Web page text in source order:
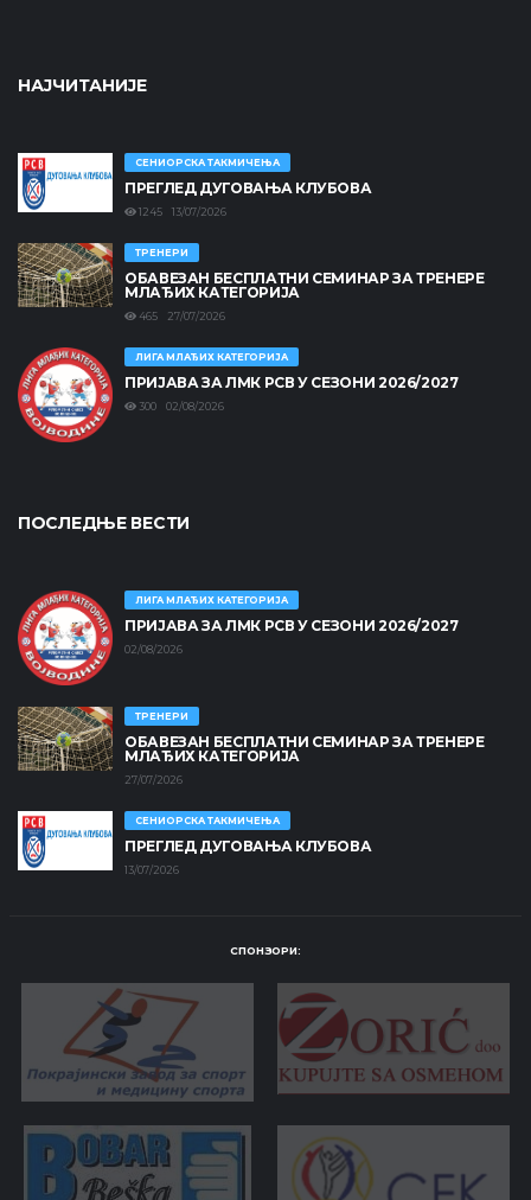
НАЈЧИТАНИЈЕ
СЕНИОРСКА ТАКМИЧЕЊА
ПРЕГЛЕД ДУГОВАЊА КЛУБОВА
1245 13/07/2026
ТРЕНЕРИ
ОБАВЕЗАН БЕСПЛАТНИ СЕМИНАР ЗА ТРЕНЕРЕ
МЛАЂИХ КАТЕГОРИЈА
465 27/07/2026
ЛИГА МЛАЂИХ КАТЕГОРИЈА
ПРИЈАВА ЗА ЛМК РСВ У СЕЗОНИ 2026/2027
300 02/08/2026
ПОСЛЕДЊЕ ВЕСТИ
ЛИГА МЛАЂИХ КАТЕГОРИЈА
ПРИЈАВА ЗА ЛМК РСВ У СЕЗОНИ 2026/2027
02/08/2026
ТРЕНЕРИ
ОБАВЕЗАН БЕСПЛАТНИ СЕМИНАР ЗА ТРЕНЕРЕ
МЛАЂИХ КАТЕГОРИЈА
27/07/2026
СЕНИОРСКА ТАКМИЧЕЊА
ПРЕГЛЕД ДУГОВАЊА КЛУБОВА
13/07/2026
СПОНЗОРИ: